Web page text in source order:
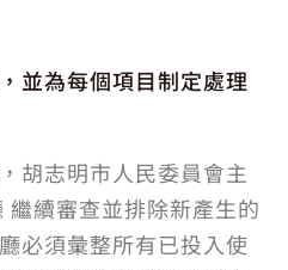
並為每個項目制定處理
胡志明市人民委員會主
續審查並排除新產生的
必須彙整所有已投入使